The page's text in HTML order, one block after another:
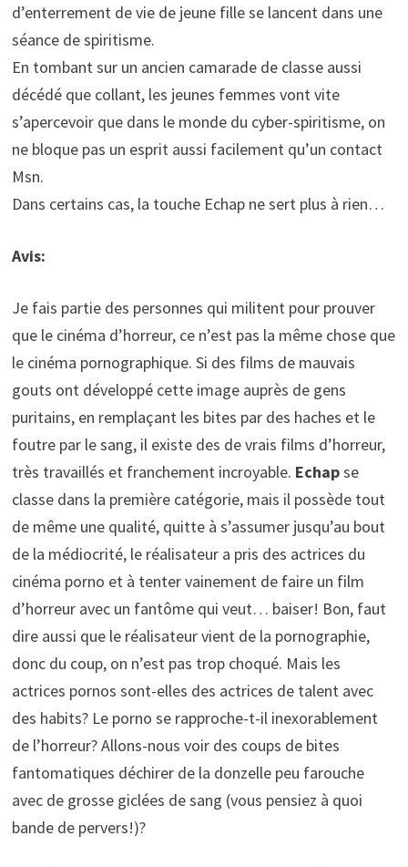
d’enterrement de vie de jeune fille se lancent dans une
séance de spiritisme.
En tombant sur un ancien camarade de classe aussi
décédé que collant, les jeunes femmes vont vite
s’apercevoir que dans le monde du cyber-spiritisme, on
ne bloque pas un esprit aussi facilement qu’un contact
Msn.
Dans certains cas, la touche Echap ne sert plus à rien…
Avis:
Je fais partie des personnes qui militent pour prouver
que le cinéma d’horreur, ce n’est pas la même chose que
le cinéma pornographique. Si des films de mauvais
gouts ont développé cette image auprès de gens
puritains, en remplaçant les bites par des haches et le
foutre par le sang, il existe des de vrais films d’horreur,
très travaillés et franchement incroyable. Echapse
classe dans la première catégorie, mais il possède tout
de même une qualité, quitte à s’assumer jusqu’au bout
de la médiocrité, le réalisateur a pris des actrices du
cinéma porno et à tenter vainement de faire un film
d’horreur avec un fantôme qui veut… baiser! Bon, faut
dire aussi que le réalisateur vient de la pornographie,
donc du coup, on n’est pas trop choqué. Mais les
actrices pornos sont-elles des actrices de talent avec
des habits? Le porno se rapproche-t-il inexorablement
de l’horreur? Allons-nous voir des coups de bites
fantomatiques déchirer de la donzelle peu farouche
avec de grosse giclées de sang (vous pensiez à quoi
bande de pervers!)?